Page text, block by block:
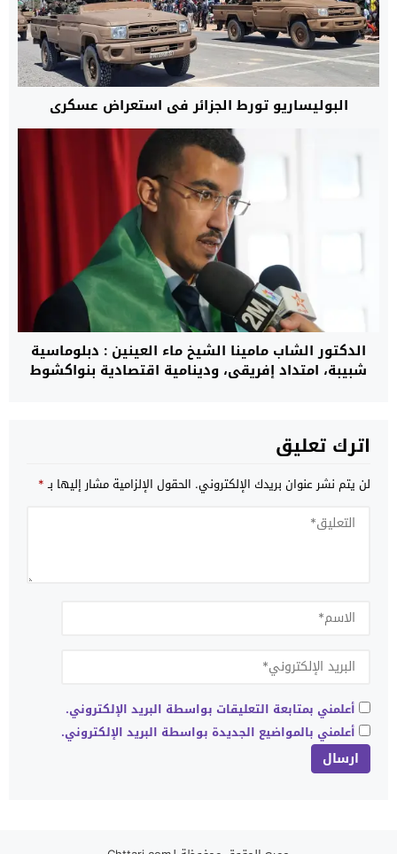
البوليساريو تورط الجزائر في استعراض عسكري
الدكتور الشاب مامينا الشيخ ماء العينين : دبلوماسية
شبيبة، امتداد إفريقي، ودينامية اقتصادية بنواكشوط
اترك تعليق
لن يتم نشر عنوان بريدك الإلكتروني. الحقول الإلزامية مشار إليها بـ*
أعلمني بمتابعة التعليقات بواسطة البريد الإلكتروني.
أعلمني بالمواضيع الجديدة بواسطة البريد الإلكتروني.